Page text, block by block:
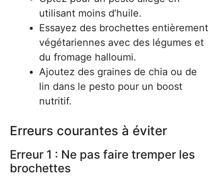
utilisant moins d’huile.
Essayez des brochettes entièrement
végétariennes avec des légumes et
du fromage halloumi.
Ajoutez des graines de chia ou de
lin dans le pesto pour un boost
nutritif.
Erreurs courantes à éviter
Erreur 1 : Ne pas faire tremper les
brochettes